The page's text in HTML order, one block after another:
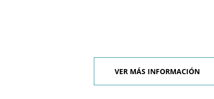
VER MÁS INFORMACIÓN